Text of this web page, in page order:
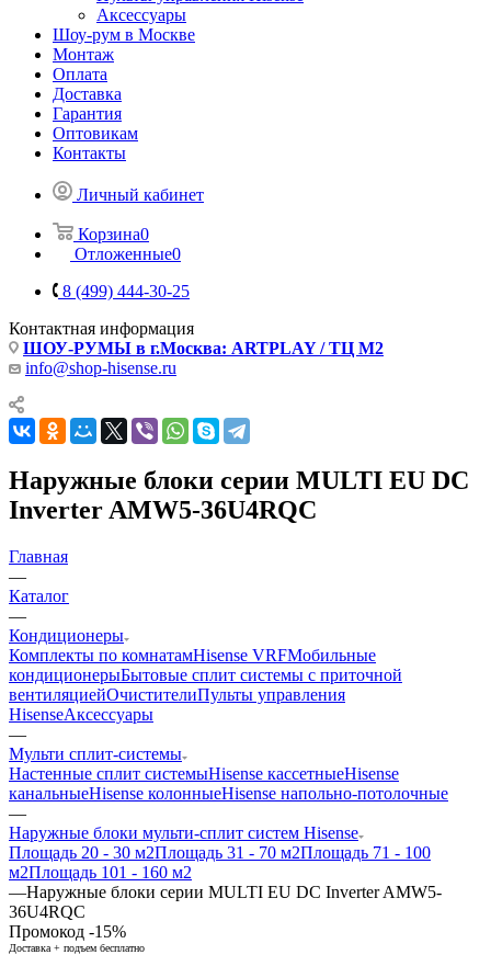
Аксессуары
Шоу-рум в Москве
Монтаж
Оплата
Доставка
Гарантия
Оптовикам
Контакты
Личный кабинет
Корзина0
Отложенные0
8 (499) 444-30-25
Контактная информация
ШОУ-РУМЫ в г.Москва: ARTPLAY / ТЦ М2
info@shop-hisense.ru
Наружные блоки серии MULTI EU DC
Inverter AMW5-36U4RQC
Главная
—
Каталог
—
Кондиционеры
Комплекты по комнатамHisense VRFМобильные
кондиционерыБытовые сплит системы с приточной
вентиляциейОчистителиПульты управления
HisenseАксессуары
—
Мульти сплит-системы
Настенные сплит системыHisense кассетныеHisense
канальныеHisense колонныеHisense напольно-потолочные
—
Наружные блоки мульти-сплит систем Hisense
Площадь 20 - 30 м2Площадь 31 - 70 м2Площадь 71 - 100
м2Площадь 101 - 160 м2
—Наружные блоки серии MULTI EU DC Inverter AMW5-
36U4RQC
Промокод -15%
Доставка + подъем бесплатно